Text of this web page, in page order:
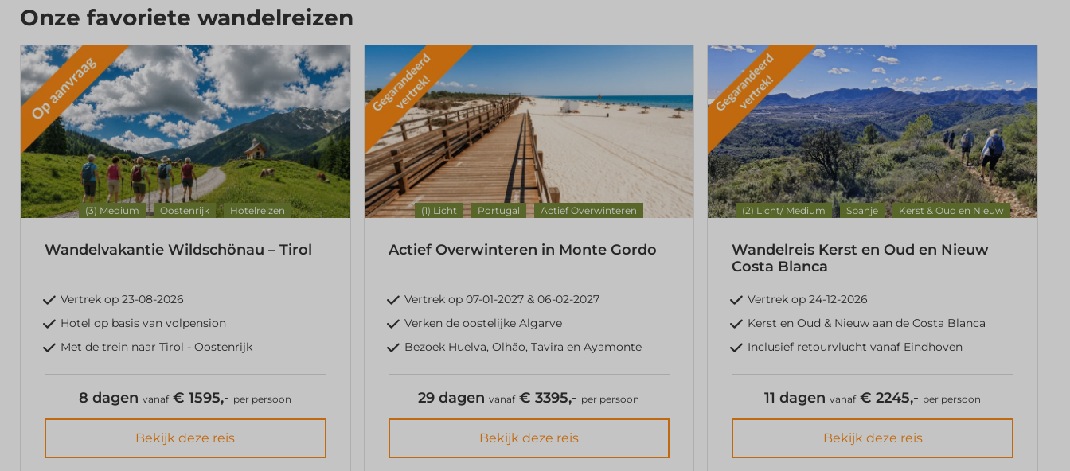
Onze favoriete wandelreizen
(3) Medium Oostenrijk Hotelreizen
Wandelvakantie Wildschönau – Tirol
Vertrek op 23-08-2026
Hotel op basis van volpension
Met de trein naar Tirol - Oostenrijk
8 dagenvanaf€ 1595,- per persoon
Bekijk deze reis
(1) Licht Portugal Actief Overwinteren
Actief Overwinteren in Monte Gordo
Vertrek op 07-01-2027 & 06-02-2027
Verken de oostelijke Algarve
Bezoek Huelva, Olhão, Tavira en Ayamonte
29 dagenvanaf€ 3395,- per persoon
Bekijk deze reis
(2) Licht/ Medium Spanje Kerst & Oud en Nieuw
Wandelreis Kerst en Oud en Nieuw
Costa Blanca
Vertrek op 24-12-2026
Kerst en Oud & Nieuw aan de Costa Blanca
Inclusief retourvlucht vanaf Eindhoven
11 dagenvanaf€ 2245,- per persoon
Bekijk deze reis